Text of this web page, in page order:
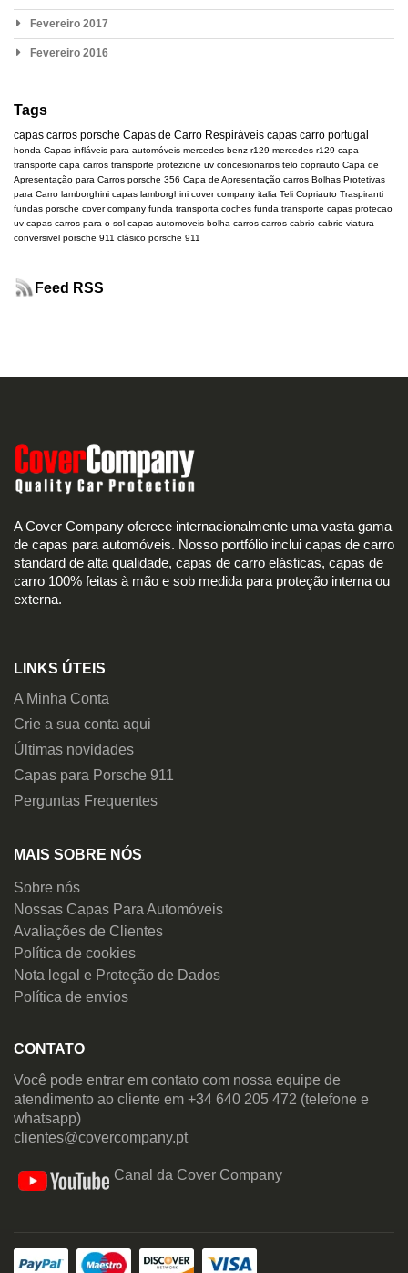
Fevereiro 2017
Fevereiro 2016
Tags
capas carros porsche Capas de Carro Respiráveis capas carro portugal
honda Capas infláveis para automóveis mercedes benz r129 mercedes r129 capa
transporte capa carros transporte protezione uv concesionarios telo copriauto Capa de
Apresentação para Carros porsche 356 Capa de Apresentação carros Bolhas Protetivas
para Carro lamborghini capas lamborghini cover company italia Teli Copriauto Traspiranti
fundas porsche cover company funda transporta coches funda transporte capas protecao
uv capas carros para o sol capas automoveis bolha carros carros cabrio cabrio viatura
conversivel porsche 911 clásico porsche 911
Feed RSS
A Cover Company oferece internacionalmente uma vasta gama
de capas para automóveis. Nosso portfólio inclui capas de carro
standard de alta qualidade, capas de carro elásticas, capas de
carro 100% feitas à mão e sob medida para proteção interna ou
externa.
LINKS ÚTEIS
A Minha Conta
Crie a sua conta aqui
Últimas novidades
Capas para Porsche 911
Perguntas Frequentes
MAIS SOBRE NÓS
Sobre nós
Nossas Capas Para Automóveis
Avaliações de Clientes
Política de cookies
Nota legal e Proteção de Dados
Política de envios
CONTATO
Você pode entrar em contato com nossa equipe de
atendimento ao cliente em +34 640 205 472 (telefone e
whatsapp)
clientes@covercompany.pt
Canal da Cover Company